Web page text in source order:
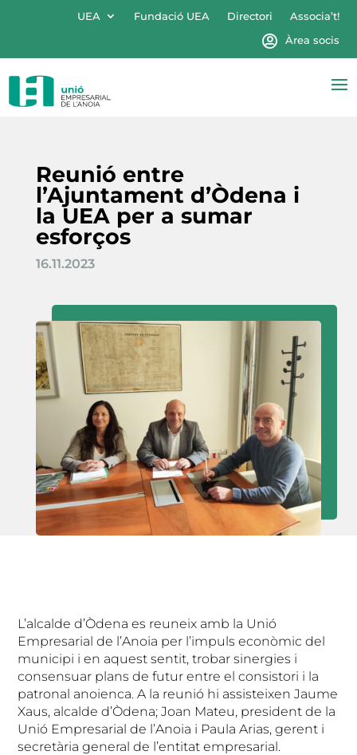
UEA Fundació UEA Directori
Associa’t!
Àrea socis
Reunió entre
l’Ajuntament d’Òdena i
la UEA per a sumar
esforços
16.11.2023
L’alcalde d’Òdena es reuneix amb la Unió
Empresarial de l’Anoia per l’impuls econòmic del
municipi i en aquest sentit, trobar sinergies i
consensuar plans de futur entre el consistori i la
patronal anoienca. A la reunió hi assisteixen Jaume
Xaus, alcalde d’Òdena; Joan Mateu, president de la
Unió Empresarial de l’Anoia i Paula Arias, gerent i
secretària general de l’entitat empresarial.